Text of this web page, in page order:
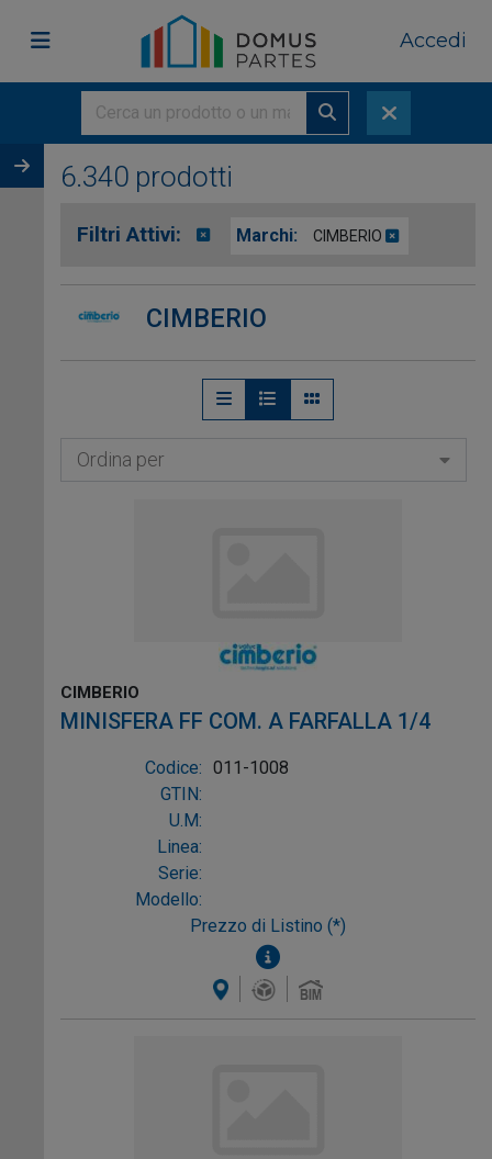
Accedi
6.340 prodotti
Filtri Attivi: Marchi: CIMBERIO
CIMBERIO
Ordina per
CIMBERIO
MINISFERA FF COM. A FARFALLA 1/4
Codice: 011-1008
GTIN:
U.M:
Linea:
Serie:
Modello:
Prezzo di Listino (*)